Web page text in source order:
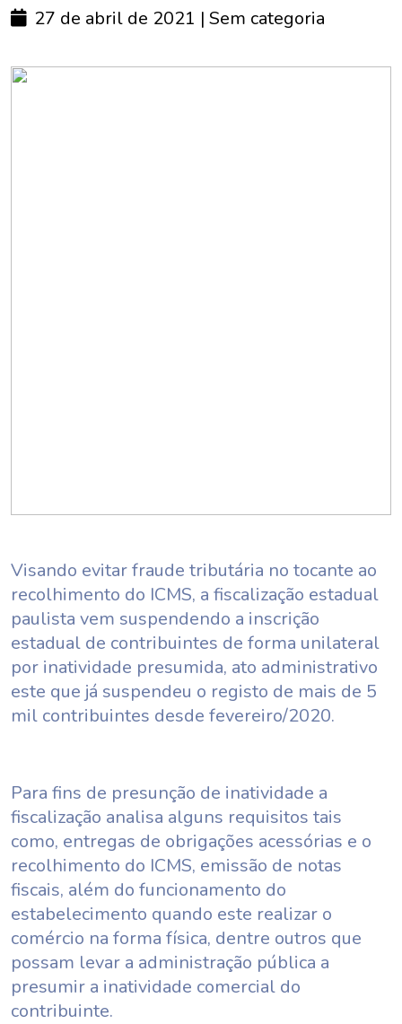
27 de abril de 2021 | Sem categoria
Visando evitar fraude tributária no tocante ao
recolhimento do ICMS, a fiscalização estadual
paulista vem suspendendo a inscrição
estadual de contribuintes de forma unilateral
por inatividade presumida, ato administrativo
este que já suspendeu o registo de mais de 5
mil contribuintes desde fevereiro/2020.
Para fins de presunção de inatividade a
fiscalização analisa alguns requisitos tais
como, entregas de obrigações acessórias e o
recolhimento do ICMS, emissão de notas
fiscais, além do funcionamento do
estabelecimento quando este realizar o
comércio na forma física, dentre outros que
possam levar a administração pública a
presumir a inatividade comercial do
contribuinte.